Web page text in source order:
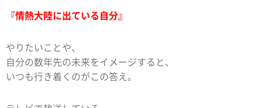
『情熱大陸に出ている自分』
やりたいことや、
自分の数年先の未来をイメージすると、
いつも行き着くのがこの答え。